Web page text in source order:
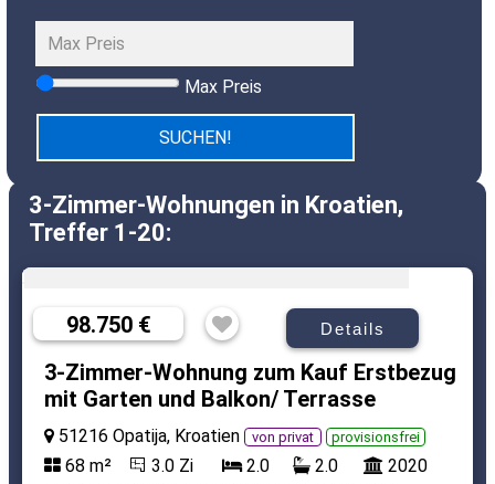
Max Preis
3-Zimmer-Wohnungen in Kroatien,
Treffer 1-20:
98.750 € Details
3-Zimmer-Wohnung zum Kauf Erstbezug
mit Garten und Balkon/ Terrasse
51216 Opatija, Kroatien von privat provisionsfrei
68 m² 3.0 Zi 2.0 2.0 2020